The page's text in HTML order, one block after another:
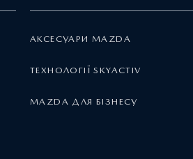
АКСЕСУАРИ MAZDA
ТЕХНОЛОГІЇ SKYACTIV
MAZDA ДЛЯ БІЗНЕСУ